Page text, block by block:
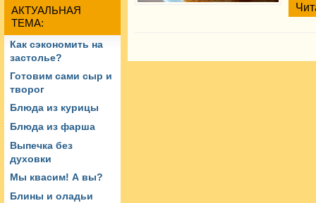
АКТУАЛЬНАЯ
ТЕМА:
Как сэкономить на
застолье?
Готовим сами сыр и
творог
Блюда из курицы
Блюда из фарша
Выпечка без
духовки
Мы квасим! А вы?
Блины и оладьи